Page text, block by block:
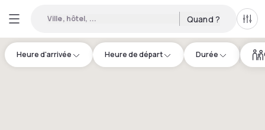
Ville, hôtel, ... Quand ?
Heure d'arrivée Heure de départ Durée